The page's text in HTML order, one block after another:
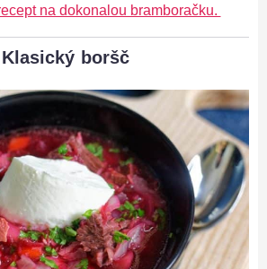
na dokonalou bramboračku.
Klasický boršč